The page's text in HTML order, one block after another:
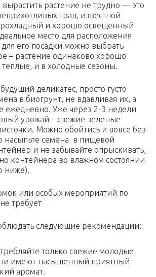
вырастить растение не трудно — это
трав, известной
и хорошо освещенный
место для расположения
его посадки можно выбрать
– растение одинаково хорошо
теплые, и в холодные сезоны.
деликатес, просто густо
в биогрунт, не вдавливая их, а
ежедневно. Уже через 2-3 недели
урожай – свежие зеленые
Можно обойтись и вовсе без
насыпьте семена в пищевой
и не забывайте опрыскивать,
контейнера во влажном состоянии
ниже).
или особых мероприятий по
требует
следующие рекомендации:
только свежие молодые
имеют насыщенный приятный
аромат.